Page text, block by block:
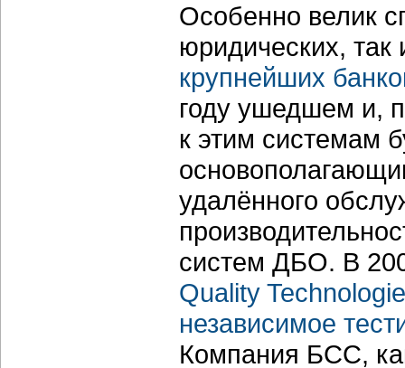
Особенно велик
юридических,
крупнейших
году ушедшем и,
к этим системам
удалённого
систем ДБО. В
Quality
независимое
Компания БСС,